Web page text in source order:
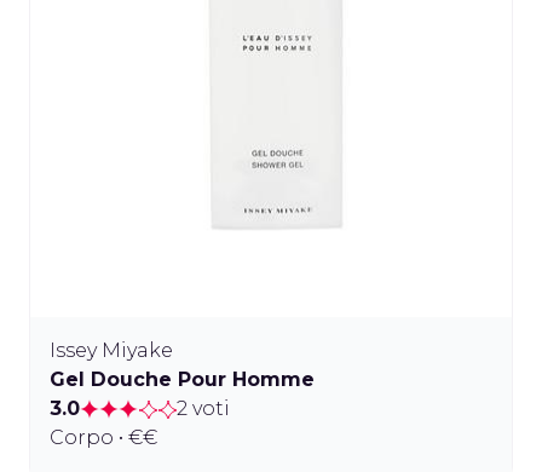
Issey Miyake
Gel Douche Pour Homme
3.0
2 voti
Corpo • €€